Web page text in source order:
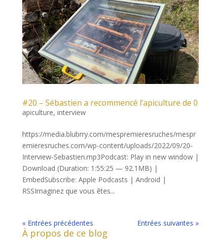
#20 – Sébastien a recommencé l’apiculture de 0
apiculture, interview
https://media.blubrry.com/mespremieresruches/mespr
emieresruches.com/wp-content/uploads/2022/09/20-
Interview-Sebastien.mp3Podcast: Play in new window |
Download (Duration: 1:55:25 — 92.1MB) |
EmbedSubscribe: Apple Podcasts | Android |
RSSImaginez que vous êtes...
« Entrées précédentes Entrées suivantes »
À propos de ce blog